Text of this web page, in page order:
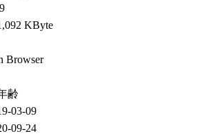
KByte
Browser
齢
03-09
09-24